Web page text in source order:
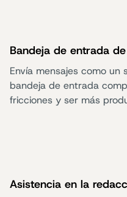
Bandeja de entrada
Envía mensajes como un
bandeja de entrada
fricciones y ser más
Asistencia en la